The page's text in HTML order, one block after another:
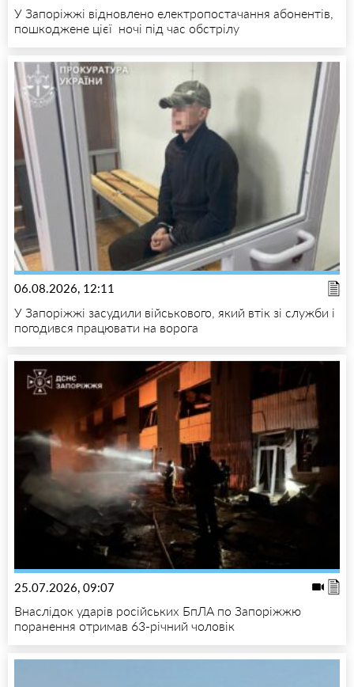
У Запоріжжі відновлено електропостачання абонентів,
пошкоджене цієї ночі під час обстрілу
06.08.2026, 12:11
У Запоріжжі засудили військового, який втік зі служби і
погодився працювати на ворога
25.07.2026, 09:07
Внаслідок ударів російських БпЛА по Запоріжжю
поранення отримав 63-річний чоловік